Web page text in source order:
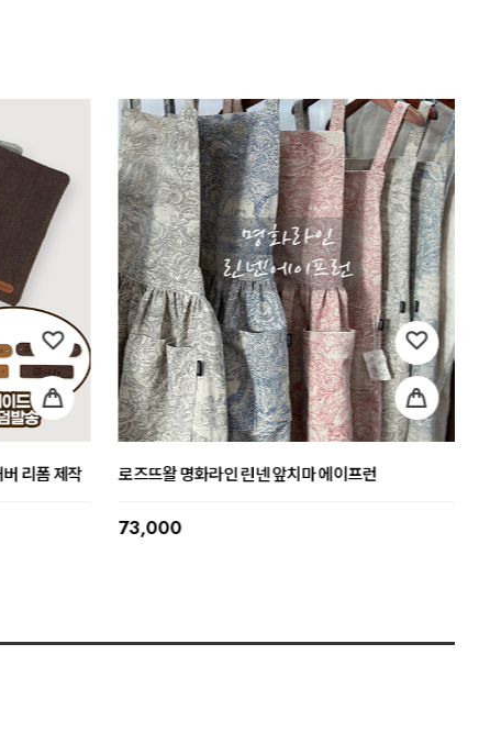
밀키화
뜨왈 명화 클래식 앞치마 에이프런 신혼 집들이 선물
59,000